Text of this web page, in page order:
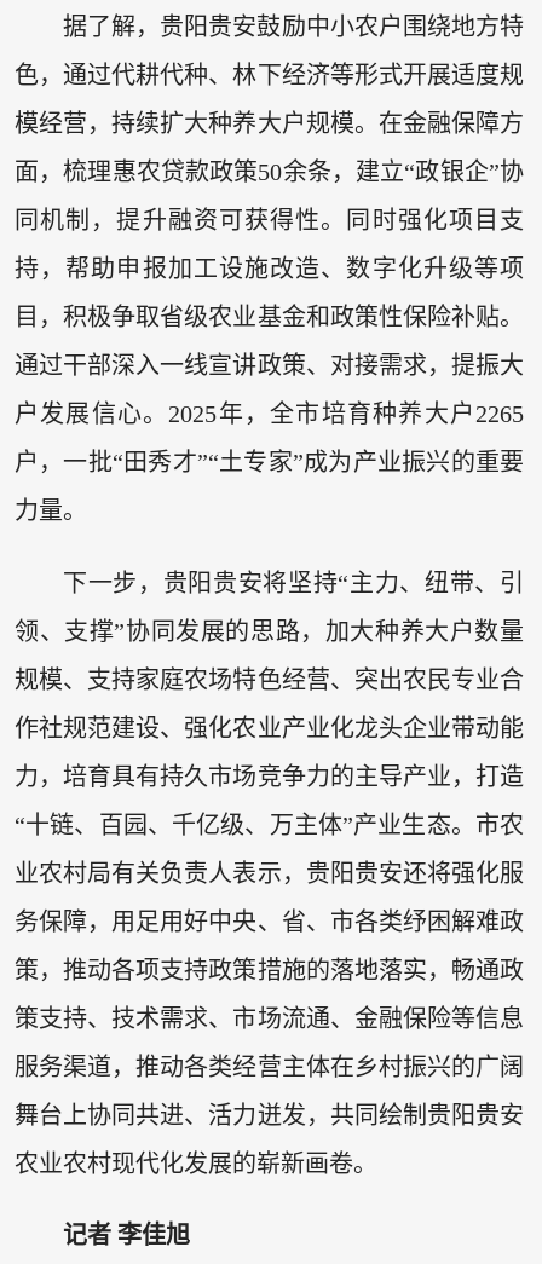
据了解，贵阳贵安鼓励中小农户围绕地方特
色，通过代耕代种、林下经济等形式开展适度规
模经营，持续扩大种养大户规模。在金融保障方
面，梳理惠农贷款政策50余条，建立“政银企”协
同机制，提升融资可获得性。同时强化项目支
持，帮助申报加工设施改造、数字化升级等项
目，积极争取省级农业基金和政策性保险补贴。
通过干部深入一线宣讲政策、对接需求，提振大
户发展信心。2025年，全市培育种养大户2265
户，一批“田秀才”“土专家”成为产业振兴的重要
力量。
下一步，贵阳贵安将坚持“主力、纽带、引
领、支撑”协同发展的思路，加大种养大户数量
规模、支持家庭农场特色经营、突出农民专业合
作社规范建设、强化农业产业化龙头企业带动能
力，培育具有持久市场竞争力的主导产业，打造
“十链、百园、千亿级、万主体”产业生态。市农
业农村局有关负责人表示，贵阳贵安还将强化服
务保障，用足用好中央、省、市各类纾困解难政
策，推动各项支持政策措施的落地落实，畅通政
策支持、技术需求、市场流通、金融保险等信息
服务渠道，推动各类经营主体在乡村振兴的广阔
舞台上协同共进、活力迸发，共同绘制贵阳贵安
农业农村现代化发展的崭新画卷。
记者 李佳旭